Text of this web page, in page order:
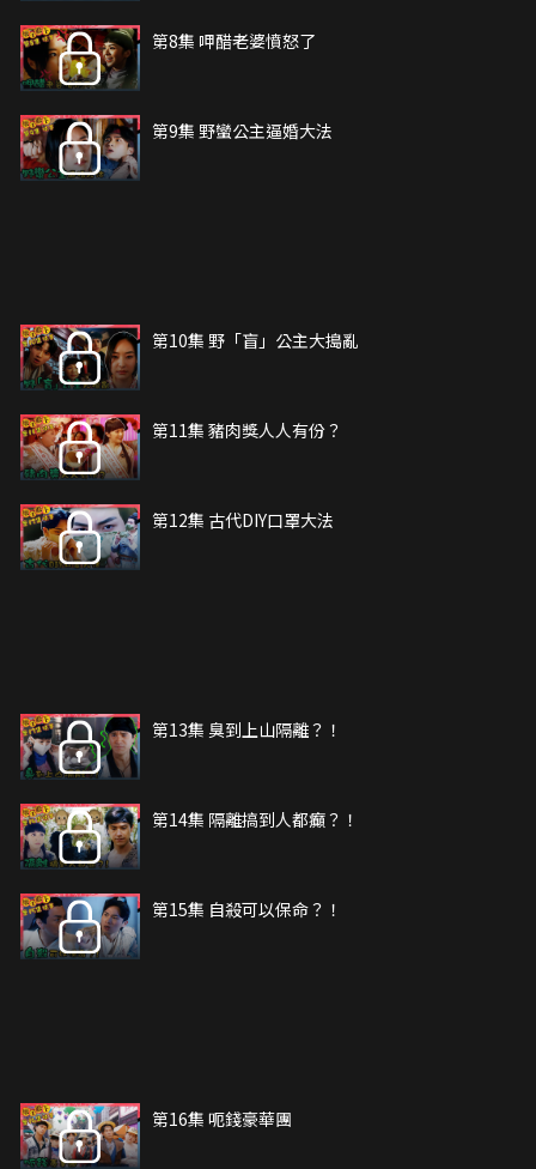
第8集 呷醋老婆憤怒了
第9集 野蠻公主逼婚大法
第10集 野「盲」公主大搗亂
第11集 豬肉獎人人有份？
第12集 古代DIY口罩大法
第13集 臭到上山隔離？！
第14集 隔離搞到人都癲？！
第15集 自殺可以保命？！
第16集 呃錢豪華團